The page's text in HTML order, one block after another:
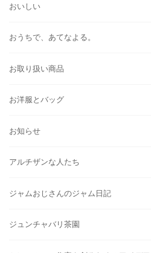
おいしい
おうちで、あてなよる。
お取り扱い商品
お洋服とバッグ
お知らせ
アルチザンな人たち
ジャムおじさんのジャム日記
ジュンチャバリ茶園